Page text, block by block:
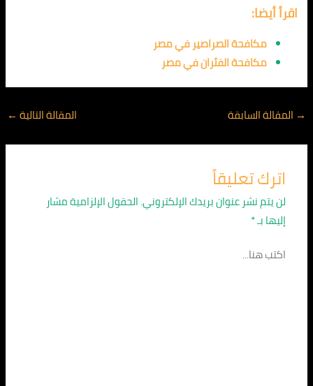
اقرأ أيضا:
مكافحة الصراصير في مصر
مكافحة الفئران في مصر
→ المقالة السابقة المقالة التالية ←
اترك تعليقاً
لن يتم نشر عنوان بريدك الإلكتروني.الحقول الإلزامية مشار
إليها بـ*